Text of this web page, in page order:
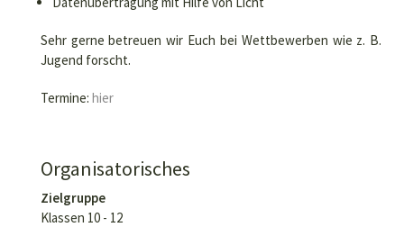
Sehr gerne betreuen wir Euch bei Wettbewerben wie z. B.
Jugend forscht.
Termine: hier
Organisatorisches
Zielgruppe
Klassen 10 - 12